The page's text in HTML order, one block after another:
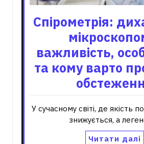
Спірометрія:
важливість,
та кому варто
У сучасному світі, де якість
знижується, а
Читати далі